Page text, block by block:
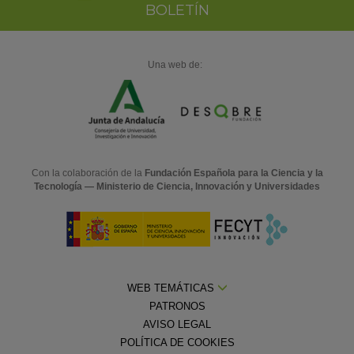
BOLETÍN
Una web de:
Con la colaboración de la Fundación Española para la Ciencia y la
Tecnología — Ministerio de Ciencia, Innovación y Universidades
WEB TEMÁTICAS
PATRONOS
AVISO LEGAL
POLÍTICA DE COOKIES